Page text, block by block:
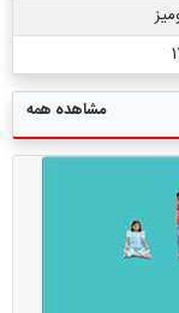
مشاهده همه